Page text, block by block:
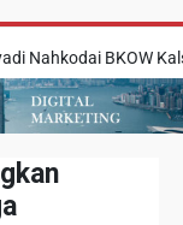
BKOW Kalsel